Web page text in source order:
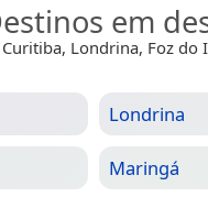
em
Londrina, Foz do
Londrina
Maringá